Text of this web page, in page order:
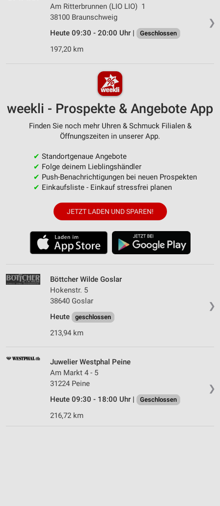
❯
Am Ritterbrunnen (LIO LIO) 1
38100 Braunschweig
Heute 09:30 - 20:00 Uhr |
Geschlossen
197,20 km
weekli - Prospekte & Angebote App
Finden Sie noch mehr Uhren & Schmuck Filialen &
Öffnungszeiten in unserer App.
✔ Standortgenaue Angebote
✔ Folge deinem Lieblingshändler
✔ Push-Benachrichtigungen bei neuen Prospekten
✔ Einkaufsliste - Einkauf stressfrei planen
JETZT LADEN UND SPAREN!
❯
Böttcher Wilde Goslar
Hokenstr. 5
38640 Goslar
Heute
geschlossen
213,94 km
❯
Juwelier Westphal Peine
Am Markt 4 - 5
31224 Peine
Heute 09:30 - 18:00 Uhr |
Geschlossen
216,72 km